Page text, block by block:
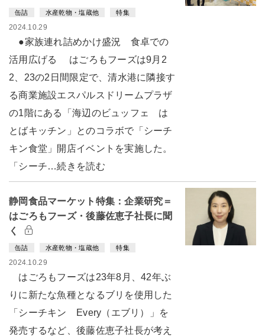
缶詰 水産乾物・塩蔵他 特集
2024.10.29
●家族連れ詰めかけ盛況 食卓での
活用広げる はごろもフーズは9月2
2、23の2日間限定で、清水港に隣接す
る商業施設エスパルスドリームプラザ
の1階にある「海辺のビュッフェ は
とばキッチン」とのコラボで「シーチ
キン食堂」開店イベントを実施した。
「シーチ…続きを読む
静岡食品マーケット特集：企業研究＝
はごろもフーズ・後藤佐恵子社長に聞
く
缶詰 水産乾物・塩蔵他 特集
2024.10.29
はごろもフーズは23年8月、42年ぶ
りに新たな魚種となるブリを使用した
「シーチキン Every（エブリ）」を
発売するなど、後藤佐恵子社長が考え